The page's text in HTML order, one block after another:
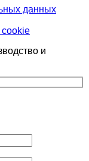
данных
cookie
и